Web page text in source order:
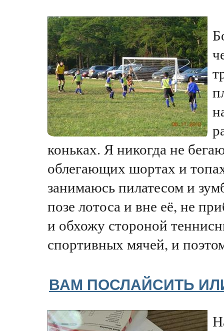
коньках. Я никогда не
облегающих шортах и
занимаюсь пилатесом и
позе лотоса и вне её, не
и обхожу стороной
спортивных мячей, и
ВАМ ПОСЛАЙСИТЬ